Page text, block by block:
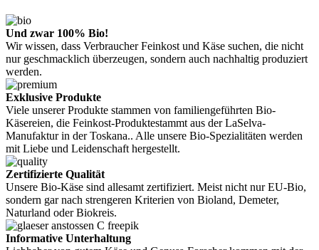
Und zwar 100% Bio!
Wir wissen, dass Verbraucher Feinkost und Käse suchen, die nicht
nur geschmacklich überzeugen, sondern auch nachhaltig produziert
werden.
Exklusive Produkte
Viele unserer Produkte stammen von familiengeführten Bio-
Käsereien, die Feinkost-Produktestammt aus der LaSelva-
Manufaktur in der Toskana.. Alle unsere Bio-Spezialitäten werden
mit Liebe und Leidenschaft hergestellt.
Zertifizierte Qualität
Unsere Bio-Käse sind allesamt zertifiziert. Meist nicht nur EU-Bio,
sondern gar nach strengeren Kriterien von Bioland, Demeter,
Naturland oder Biokreis.
Informative Unterhaltung